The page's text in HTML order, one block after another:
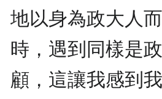
地以身為政大人
時，遇到同樣是
顧，這讓我感到